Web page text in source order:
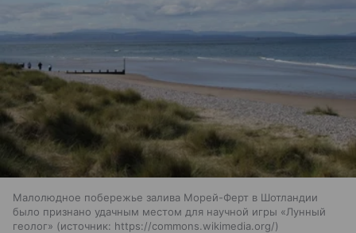
Малолюдное побережье залива Морей-Ферт в Шотландии
было признано удачным местом для научной игры «Лунный
геолог»
источник: https://commons.wikimedia.org/